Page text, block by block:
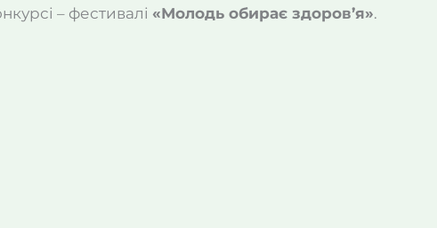
– фестивалі «Молодь обирає здоров’я».